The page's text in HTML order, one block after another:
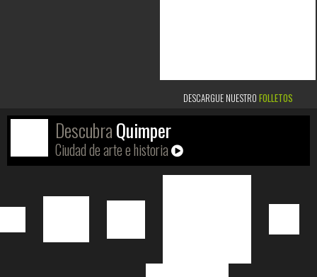
DESCARGUE NUESTRO FOLLETOS
DescubraQuimper
Ciudad de arte e historia